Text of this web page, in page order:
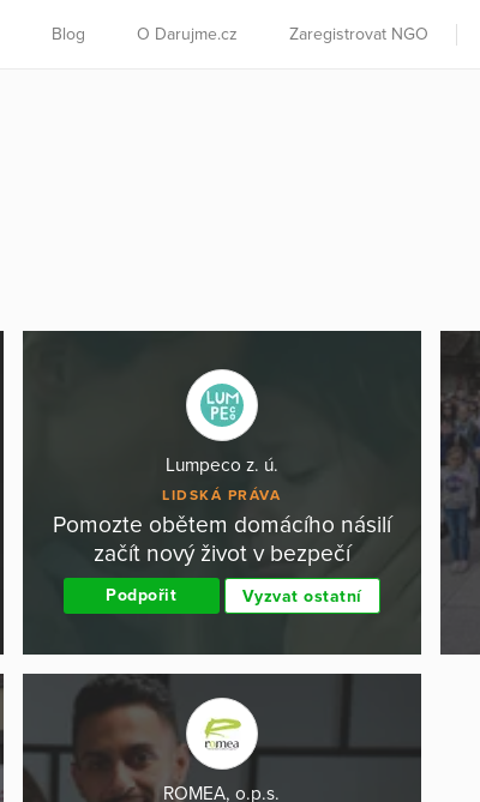
Blog O Darujme.cz Zaregistrovat NGO
Lumpeco z. ú.
LIDSKÁ PRÁVA
Pomozte obětem domácího násilí
začít nový život v bezpečí
Podpořit Vyzvat ostatní
ROMEA, o.p.s.